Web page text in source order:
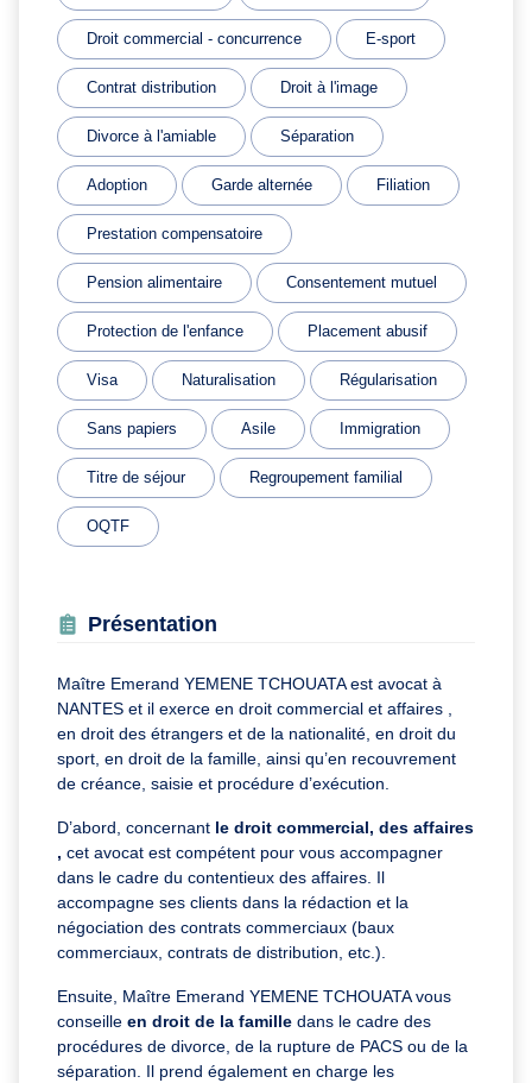
Droit commercial - concurrence E-sport
Contrat distribution Droit à l'image
Divorce à l'amiable Séparation
Adoption Garde alternée Filiation
Prestation compensatoire
Pension alimentaire Consentement mutuel
Protection de l'enfance Placement abusif
Visa Naturalisation Régularisation
Sans papiers Asile Immigration
Titre de séjour Regroupement familial
OQTF
Présentation
Maître Emerand YEMENE TCHOUATA est avocat à
NANTES et il exerce en droit commercial et affaires ,
en droit des étrangers et de la nationalité, en droit du
sport, en droit de la famille, ainsi qu’en recouvrement
de créance, saisie et procédure d’exécution.
D’abord, concernant le droit commercial, des affaires
, cet avocat est compétent pour vous accompagner
dans le cadre du contentieux des affaires. Il
accompagne ses clients dans la rédaction et la
négociation des contrats commerciaux (baux
commerciaux, contrats de distribution, etc.).
Ensuite, Maître Emerand YEMENE TCHOUATA vous
conseille en droit de la famille dans le cadre des
procédures de divorce, de la rupture de PACS ou de la
séparation. Il prend également en charge les